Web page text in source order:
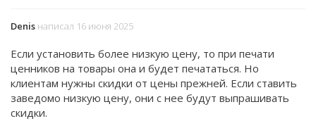
Denis написал 16 июня 2025
Если установить более низкую цену, то при печати
ценников на товары она и будет печататься. Но
клиентам нужны скидки от цены прежней. Если ставить
заведомо низкую цену, они с нее будут выпрашивать
скидки.